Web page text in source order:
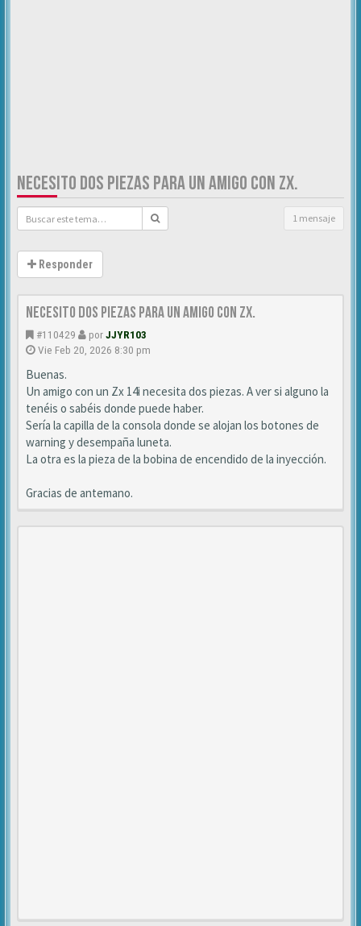
NECESITO DOS PIEZAS PARA UN AMIGO CON ZX.
1 mensaje
Responder
Necesito dos piezas para un amigo con ZX.
#110429 porJJYR103
Vie Feb 20, 2026 8:30 pm
Buenas.
Un amigo con un Zx 14i necesita dos piezas. A ver si alguno la
tenéis o sabéis donde puede haber.
Sería la capilla de la consola donde se alojan los botones de
warning y desempaña luneta.
La otra es la pieza de la bobina de encendido de la inyección.
Gracias de antemano.